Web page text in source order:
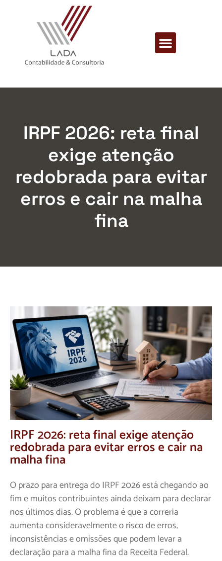
IRPF 2026: reta final
exige atenção
redobrada para evitar
erros e cair na malha
fina
IRPF 2026: reta final exige atenção
redobrada para evitar erros e cair na
malha fina
O prazo para entrega do IRPF 2026 está chegando ao
fim e muitos contribuintes ainda deixam para declarar
nos últimos dias. O problema é que a correria
aumenta consideravelmente o risco de erros,
inconsistências e omissões que podem levar a
declaração para a malha fina da Receita Federal.